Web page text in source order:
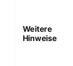
Weitere
Hinweise